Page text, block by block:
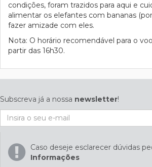
condições, foram trazidos para aqui e
alimentar os elefantes com bananas
fazer amizade com eles.
Nota: O horário recomendável para o
partir das 16h30.
Subscreva já a nossa newsletter!
Caso deseje esclarecer dúvidas
Informações